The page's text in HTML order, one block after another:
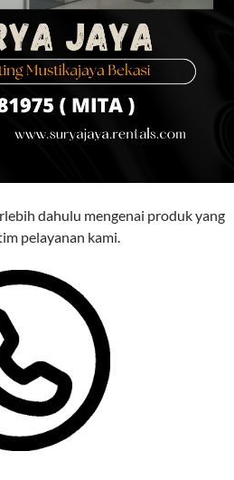
dahulu mengenai produk yang
pelayanan kami.